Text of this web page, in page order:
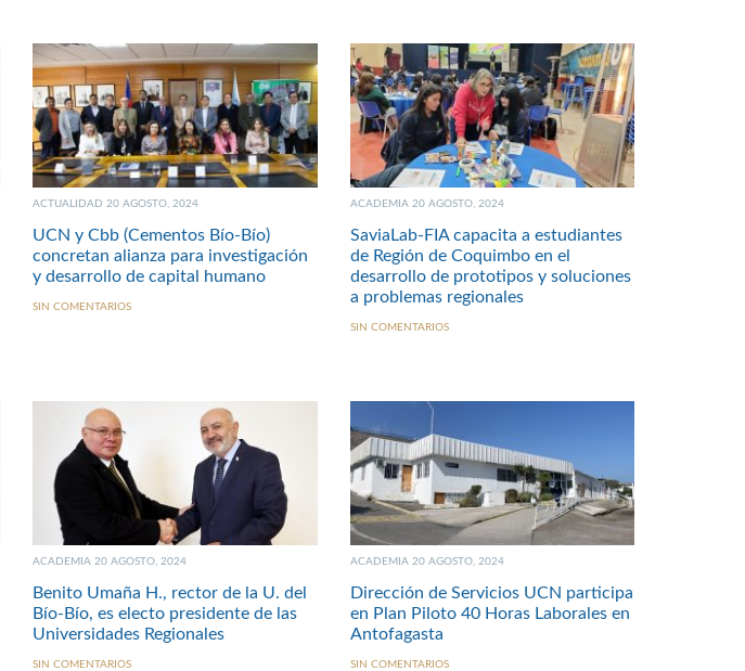
ACTUALIDAD 20 AGOSTO, 2024
UCN y Cbb (Cementos Bío-Bío)
concretan alianza para investigación
y desarrollo de capital humano
SIN COMENTARIOS
ACADEMIA 20 AGOSTO, 2024
SaviaLab-FIA capacita a estudiantes
de Región de Coquimbo en el
desarrollo de prototipos y soluciones
a problemas regionales
SIN COMENTARIOS
ACADEMIA 20 AGOSTO, 2024
Benito Umaña H., rector de la U. del
Bío-Bío, es electo presidente de las
Universidades Regionales
SIN COMENTARIOS
ACADEMIA 20 AGOSTO, 2024
Dirección de Servicios UCN participa
en Plan Piloto 40 Horas Laborales en
Antofagasta
SIN COMENTARIOS